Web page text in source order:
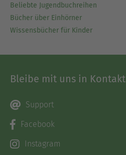
Beliebte Jugendbuchreihen
Bücher über Einhörner
Wissensbücher für Kinder
Bleibe mit uns in Kontakt
Support
Facebook
Instagram